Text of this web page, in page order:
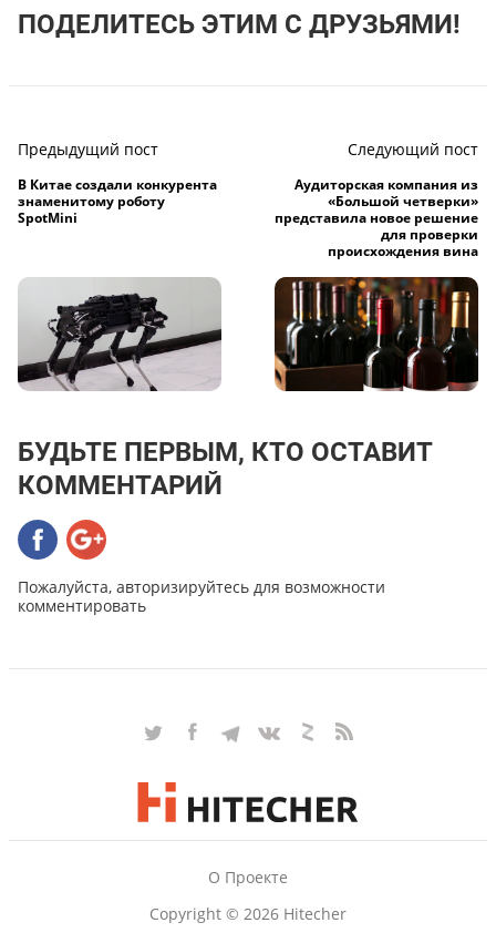
ПОДЕЛИТЕСЬ ЭТИМ С ДРУЗЬЯМИ!
Предыдущий пост
В Китае создали конкурента
знаменитому роботу
SpotMini
Следующий пост
Аудиторская компания из
«Большой четверки»
представила новое решение
для проверки
происхождения вина
БУДЬТЕ ПЕРВЫМ, КТО ОСТАВИТ
КОММЕНТАРИЙ
Пожалуйста, авторизируйтесь для возможности
комментировать
Copyright © 2026 Hitecher
О Проекте